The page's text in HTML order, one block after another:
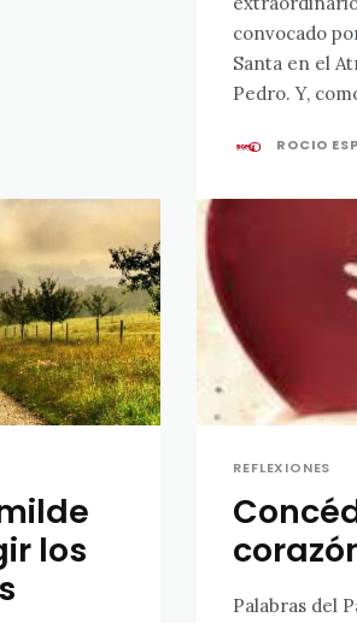
convocado
Santa en el
Pedro. Y,
ROCIO
los
REFLEXIONES
Palabras del